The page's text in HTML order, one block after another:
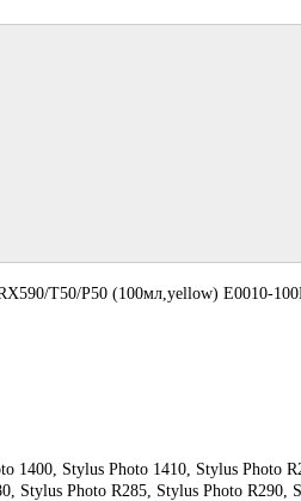
T50/P50 (100мл,yellow) E0010-
1400, Stylus Photo 1410, Stylus Photo
Stylus Photo R285, Stylus Photo R290,